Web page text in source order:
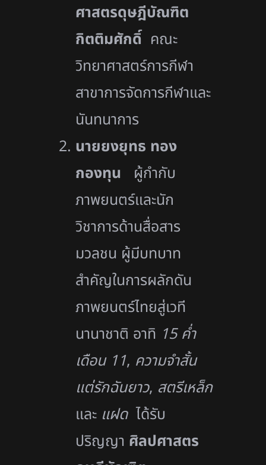
ศาสตรดุษฎีบัณฑิต
กิตติมศักดิ์ คณะ
วิทยาศาสตร์การกีฬา
สาขาการจัดการกีฬาและ
นันทนาการ
นายยงยุทธ ทอง
กองทุน ผู้กำกับ
ภาพยนตร์และนัก
วิชาการด้านสื่อสาร
มวลชน ผู้มีบทบาท
สำคัญในการผลักดัน
ภาพยนตร์ไทยสู่เวที
นานาชาติ อาทิ 15 ค่ำ
เดือน 11, ความจำสั้น
แต่รักฉันยาว, สตรีเหล็ก
และ แฝดได้รับ
ปริญญา ศิลปศาสตร